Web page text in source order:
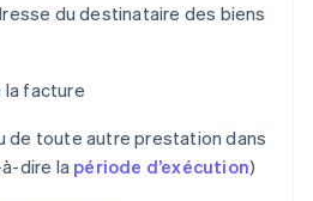
du destinataire des biens
la facture
de toute autre prestation dans
dire la période d’exécution)